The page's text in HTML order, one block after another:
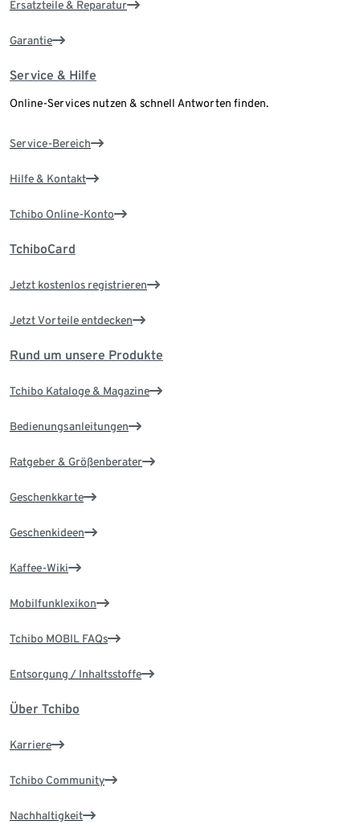
Ersatzteile & Reparatur
Garantie
Service & Hilfe
Online-Services nutzen & schnell Antworten finden.
Service-Bereich
Hilfe & Kontakt
Tchibo Online-Konto
TchiboCard
Jetzt kostenlos registrieren
Jetzt Vorteile entdecken
Rund um unsere Produkte
Tchibo Kataloge & Magazine
Bedienungsanleitungen
Ratgeber & Größenberater
Geschenkkarte
Geschenkideen
Kaffee-Wiki
Mobilfunklexikon
Tchibo MOBIL FAQs
Entsorgung / Inhaltsstoffe
Über Tchibo
Karriere
Tchibo Community
Nachhaltigkeit